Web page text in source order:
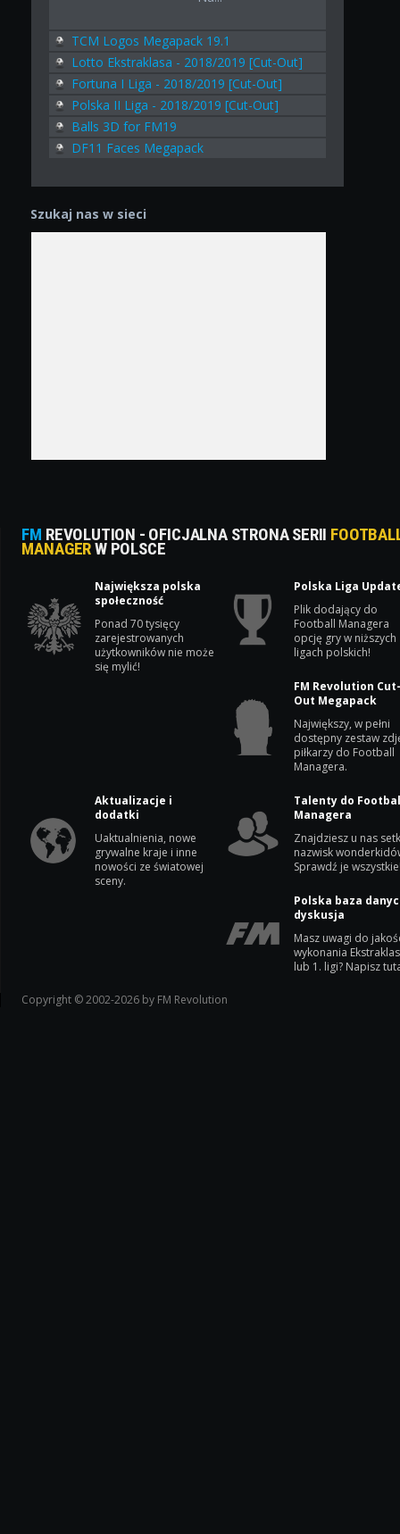
TCM Logos Megapack 19.1
Lotto Ekstraklasa - 2018/2019 [Cut-Out]
Fortuna I Liga - 2018/2019 [Cut-Out]
Polska II Liga - 2018/2019 [Cut-Out]
Balls 3D for FM19
DF11 Faces Megapack
Szukaj nas w sieci
FM REVOLUTION - OFICJALNA STRONA SERII
MANAGERW POLSCE
Największa polska
społeczność
Ponad 70 tysięcy
zarejestrowanych
użytkowników nie może
się mylić!
Polska Liga
Plik dodający do
Football Managera
opcję gry w niższych
ligach polskich!
FM Revolution
Out Megapack
Największy, w pełni
dostępny zestaw
piłkarzy do Football
Managera.
Aktualizacje i
dodatki
Uaktualnienia, nowe
grywalne kraje i inne
nowości ze światowej
sceny.
Talenty do
Managera
Znajdziesz u nas
nazwisk
Sprawdź je
Polska baza
dyskusja
Masz uwagi do
wykonania
lub 1. ligi? Napisz
Copyright © 2002-2026 by FM Revolution